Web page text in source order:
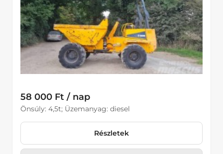
58 000 Ft / nap
Önsúly: 4,5t; Üzemanyag: diesel
Részletek